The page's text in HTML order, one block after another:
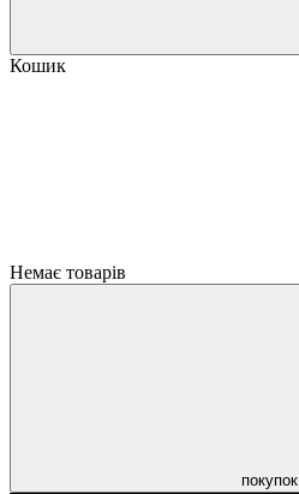
Кошик
Немає товарів
покупок